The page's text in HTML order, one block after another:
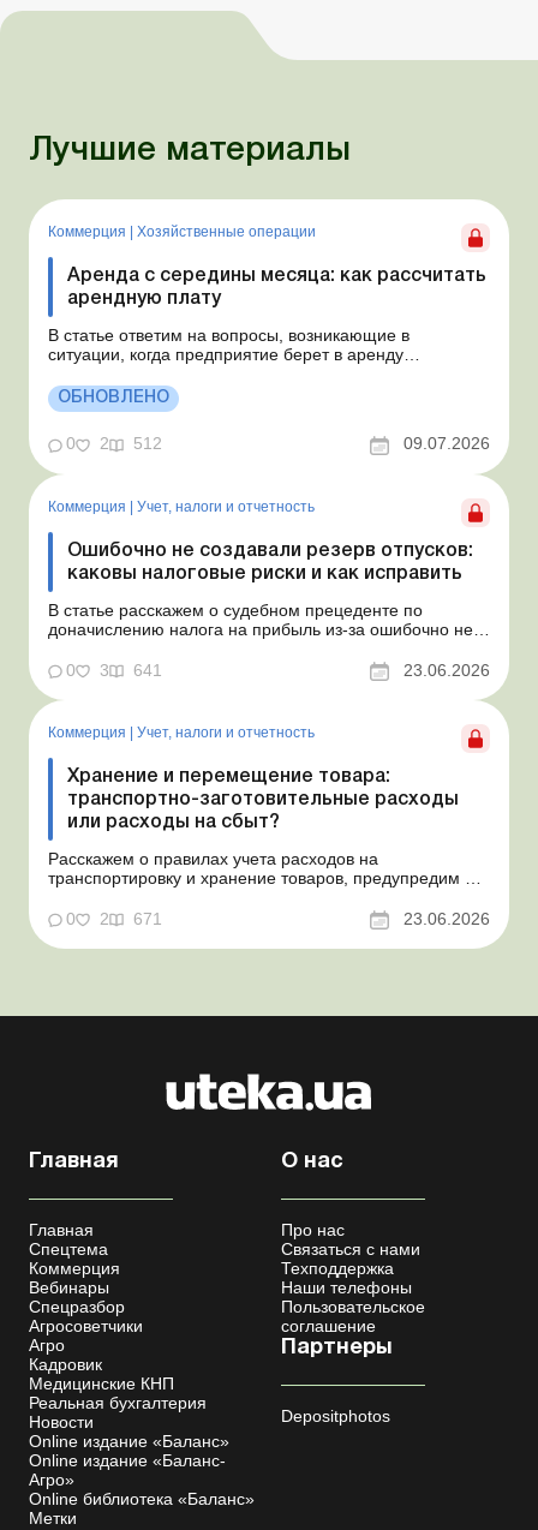
Лучшие материалы
Коммерция Хозяйственные операции
Аренда с середины месяца: как рассчитать
арендную плату
В статье ответим на вопросы, возникающие в
ситуации, когда предприятие берет в аренду
действовать с середины месяца. Предприятие
арендует у физлица автомобиль с 15.07.2026.
Согласно условиям договора арендная плата
составляет 4 000 грн в месяц. Возн...
ОБНОВЛЕНО
0 2 512 09.07.2026
Коммерция | Учет, налоги и отчетность
Ошибочно не создавали резерв отпусков:
каковы налоговые риски и как исправить
В статье расскажем о судебном прецеденте по
доначислению налога на прибыль из-за ошибочно не
рекомендации, как минимизировать налоговые риски.
Проблемные расходы: налоговые риски и судебная
практика Понимаем ваши волнения в связи с
ошибочным несоздан...
0 3 641 23.06.2026
Коммерция | Учет, налоги и отчетность
Хранение и перемещение товара:
транспортно-заготовительные расходы
или расходы на сбыт?
Расскажем о правилах учета расходов на
транспортировку и хранение товаров, предупредим о
нормативное обоснование. Проблемные расходы:
налоговые риски и судебная практика Казалось бы, в
этом вопросе неоднозначности быть не может. Но, как
0 2 671 23.06.2026
Главная
Главная
Спецтема
Коммерция
Вебинары
Спецразбор
Агросоветчики
Агро
Кадровик
Медицинские КНП
Реальная бухгалтерия
Новости
Online издание «Баланс»
Online издание «Баланс-
Агро»
Online библиотека «Баланс»
Метки
О нас
Про нас
Связаться с нами
Техподдержка
Наши телефоны
Пользовательское
соглашение
Партнеры
Depositphotos